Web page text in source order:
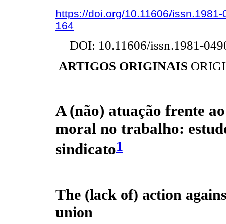
https://doi.org/10.11606/
164
DOI: 10.11606/issn.1981-
ARTIGOS ORIGINAIS
A (não) atuação frente
moral no trabalho:
sindicato1
The (lack of) action
union